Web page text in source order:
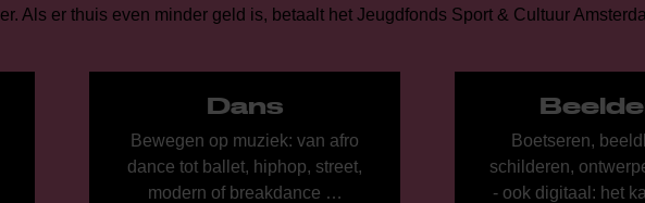
Als er thuis even minder geld is, betaalt het Jeugdfonds Sport & Cultuur
Dans
Bewegen op muziek: van afro
dance tot ballet, hiphop, street,
modern of breakdance …
Boetseren,
schilderen,
- ook digitaal: het